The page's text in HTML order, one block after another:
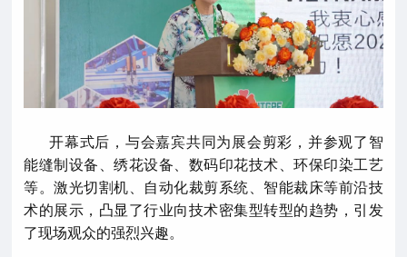
开幕式后，与会嘉宾共同为展会剪彩，并参观了智
能缝制设备、绣花设备、数码印花技术、环保印染工艺
等。激光切割机、自动化裁剪系统、智能裁床等前沿技
术的展示，凸显了行业向技术密集型转型的趋势，引发
了现场观众的强烈兴趣。